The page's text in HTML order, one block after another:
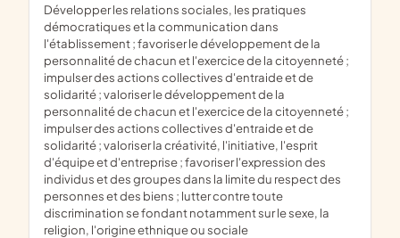
développer les relations sociales, les pratiques
démocratiques et la communication dans
l'établissement ; favoriser le développement de la
personnalité de chacun et l'exercice de la citoyenneté ;
impulser des actions collectives d'entraide et de
solidarité ; valoriser le développement de la
personnalité de chacun et l'exercice de la citoyenneté ;
impulser des actions collectives d'entraide et de
solidarité ; valoriser la créativité, l'initiative, l'esprit
d'équipe et d'entreprise ; favoriser l'expression des
individus et des groupes dans la limite du respect des
personnes et des biens ; lutter contre toute
discrimination se fondant notamment sur le sexe, la
religion, l'origine ethnique ou sociale